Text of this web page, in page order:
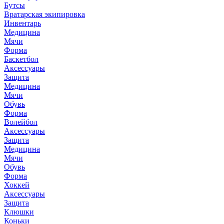
Бутсы
Вратарская экипировка
Инвентарь
Медицина
Мячи
Форма
Баскетбол
Аксессуары
Защита
Медицина
Мячи
Обувь
Форма
Волейбол
Аксессуары
Защита
Медицина
Мячи
Обувь
Форма
Хоккей
Аксессуары
Защита
Клюшки
Коньки